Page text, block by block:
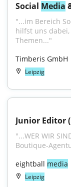
Social Media
"...im Bereich
hilfst uns
Themen..."
Timberis GmbH
Leipzig
Junior Editor
"...WER WIR
Boutique-
eightball media
Leipzig